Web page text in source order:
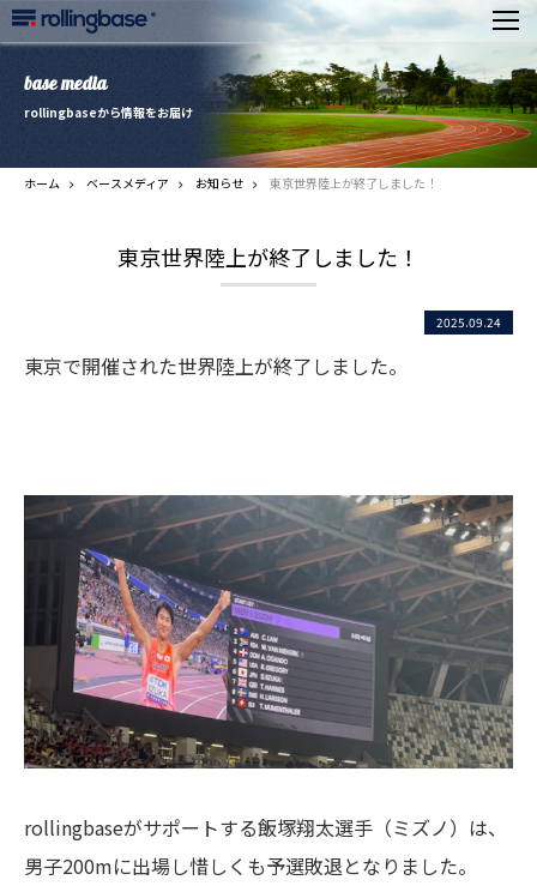
base media
rollingbaseから情報をお届け
ホーム ベースメディア お知らせ 東京世界陸上が終了しました！
東京世界陸上が終了しました！
2025.09.24
東京で開催された世界陸上が終了しました。
rollingbaseがサポートする飯塚翔太選手（ミズノ）は、
男子200mに出場し惜しくも予選敗退となりました。